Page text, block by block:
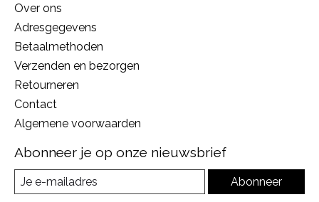
Over ons
Adresgegevens
Betaalmethoden
Verzenden en bezorgen
Retourneren
Contact
Algemene voorwaarden
Abonneer je op onze nieuwsbrief
Abonneer